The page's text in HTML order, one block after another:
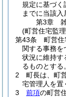
規定に基づく
までに当該入
第3章
(町営住宅監
第43条
町営住
関する事務を
状況に維持す
るものとする。
2
町長は、町
宅管理人を置
3
前項の町営